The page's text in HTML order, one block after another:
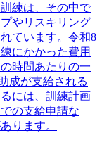
練は、その中で
やリスキリング
ています。令和8
にかかった費用
時間あたりの一
成が支給される
には、訓練計画
の支給申請な
ります。